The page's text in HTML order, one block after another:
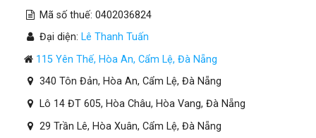
Mã số thuế: 0402036824
Đại diện: Lê Thanh Tuấn
115 Yên Thế, Hòa An, Cẩm Lệ, Đà Nẵng
340 Tôn Đản, Hòa An, Cẩm Lệ, Đà Nẵng
Lô 14 ĐT 605, Hòa Châu, Hòa Vang, Đà Nẵng
29 Trần Lê, Hòa Xuân, Cẩm Lệ, Đà Nẵng